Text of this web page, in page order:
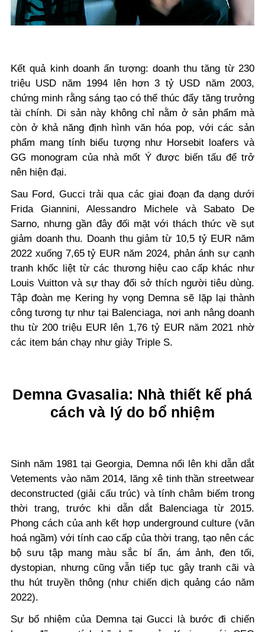
Kết quả kinh doanh ấn tượng: doanh thu tăng từ 230
triệu USD năm 1994 lên hơn 3 tỷ USD năm 2003,
chứng minh rằng sáng tạo có thể thúc đẩy tăng trưởng
tài chính. Di sản này không chỉ nằm ở sản phẩm mà
còn ở khả năng định hình văn hóa pop, với các sản
phẩm mang tính biểu tượng như Horsebit loafers và
GG monogram của nhà mốt Ý được biến tấu để trở
nên hiện đại.
Sau Ford, Gucci trải qua các giai đoạn đa dạng dưới
Frida Giannini, Alessandro Michele và Sabato De
Sarno, nhưng gần đây đối mặt với thách thức về sụt
giảm doanh thu. Doanh thu giảm từ 10,5 tỷ EUR năm
2022 xuống 7,65 tỷ EUR năm 2024, phản ánh sự cạnh
tranh khốc liệt từ các thương hiệu cao cấp khác như
Louis Vuitton và sự thay đổi sở thích người tiêu dùng.
Tập đoàn mẹ Kering hy vọng Demna sẽ lặp lại thành
công tương tự như tại Balenciaga, nơi anh nâng doanh
thu từ 200 triệu EUR lên 1,76 tỷ EUR năm 2021 nhờ
các item bán chạy như giày Triple S.
Demna Gvasalia: Nhà thiết kế phá
cách và lý do bổ nhiệm
Sinh năm 1981 tại Georgia, Demna nổi lên khi dẫn dắt
Vetements vào năm 2014, lăng xê tinh thần streetwear
deconstructed (giải cấu trúc) và tính châm biếm trong
thời trang, trước khi dẫn dắt Balenciaga từ 2015.
Phong cách của anh kết hợp underground culture (văn
hoá ngầm) với tính cao cấp của thời trang, tạo nên các
bộ sưu tập mang màu sắc bí ẩn, ám ảnh, đen tối,
dystopian, nhưng cũng vẫn tiếp tục gây tranh cãi và
thu hút truyền thông (như chiến dịch quảng cáo năm
2022).
Sự bổ nhiệm của Demna tại Gucci là bước đi chiến